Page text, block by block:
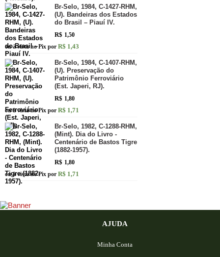
Br-Selo, 1984, C-1427-RHM,
(U). Bandeiras dos Estados
do Brasil – Piauí IV.
R$ 1,50
ou à vista no Pix por R$ 1,43
Br-Selo, 1984, C-1407-RHM,
(U). Preservação do
Patrimônio Ferroviário
(Est. Japeri, RJ).
R$ 1,80
ou à vista no Pix por R$ 1,71
Br-Selo, 1982, C-1288-RHM,
(Mint). Dia do Livro -
Centenário de Bastos Tigre
(1882-1957).
R$ 1,80
ou à vista no Pix por R$ 1,71
AJUDA
Minha Conta